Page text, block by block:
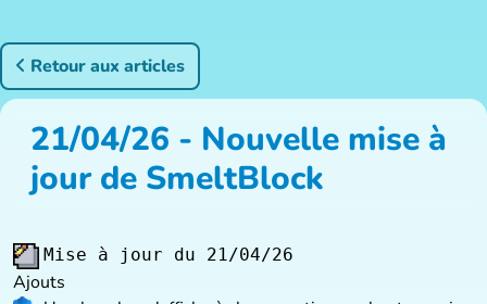
Retour aux articles
21/04/26 - Nouvelle mise à
jour de SmeltBlock
Mise à jour du 21/04/26
Ajouts